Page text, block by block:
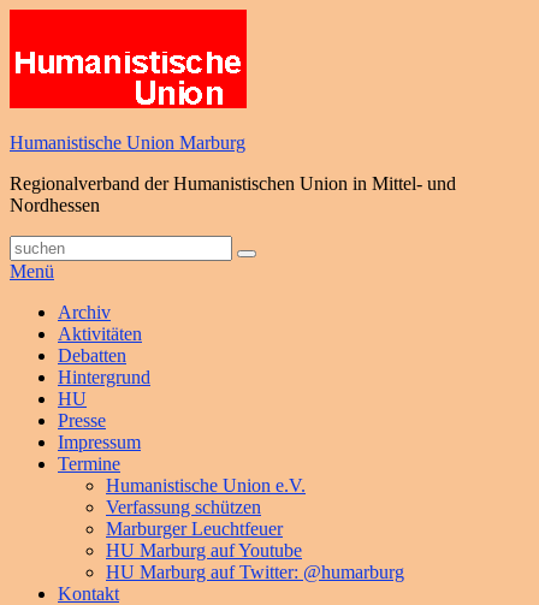
springen
Humanistische Union Marburg
Regionalverband der Humanistischen Union in Mittel- und
Nordhessen
Suche
nach:
Suchen
Menü
Primäres
Menü
Archiv
Aktivitäten
Debatten
Hintergrund
HU
Presse
Impressum
Termine
Humanistische Union e.V.
Verfassung schützen
Marburger Leuchtfeuer
HU Marburg auf Youtube
HU Marburg auf Twitter: @humarburg
Kontakt